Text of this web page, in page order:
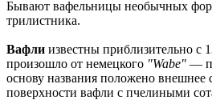
Бывают вафельницы необычных
трилистника.
Вафли известны приблизительно с
произошло от немецкого "Wabe" —
основу названия положено внешнее
поверхности вафли с пчелиными